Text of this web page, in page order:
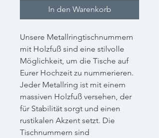
In den Warenkorb
Unsere Metallringtischnummern
mit Holzfuß sind eine stilvolle
Möglichkeit, um die Tische auf
Eurer Hochzeit zu nummerieren.
Jeder Metallring ist mit einem
massiven Holzfuß versehen, der
für Stabilität sorgt und einen
rustikalen Akzent setzt. Die
Tischnummern sind